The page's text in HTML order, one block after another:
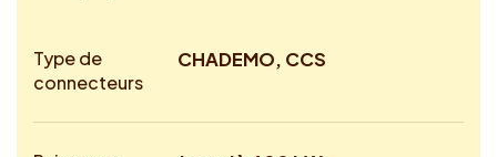
Type de
connecteurs
CHADEMO, CCS